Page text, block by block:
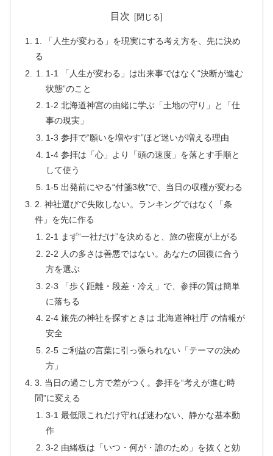
目次
1. 「人生が変わる」を現実にする考え方を、先に決め
る
1-1 「人生が変わる」は出来事ではなく“決断が進む
状態”のこと
1-2 北海道神宮の由緒に学ぶ「土地の守り」と「仕
事の現実」
1-3 参拝で“願いを増やす”ほど迷いが増える理由
1-4 参拝は「心」より「頭の速度」を落とす手順と
して使う
1-5 出発前にやる“付箋3枚”で、当日の収穫が変わる
2. 神社選びで失敗しない。ランキングではなく「条
件」を先に作る
2-1 まず“一社だけ”を決めると、旅の密度が上がる
2-2 人の多さは善悪ではない。あなたの回復に合う
方を選ぶ
2-3 「歩く距離・段差・冷え」で、参拝の質は簡単
に落ちる
2-4 旅先の神社を探すときは 北海道神社庁 の情報が
安全
2-5 ご利益の言葉に引っ張られない「テーマの決め
方」
3. 当日の過ごし方で差がつく。参拝を“考えが進む時
間”に変える
3-1 最低限これだけ守れば迷わない、静かな基本動
作
3-2 由緒板は「いつ・何が・誰のため」を抜くと効